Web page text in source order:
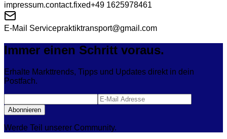
impressum.contact.fixed+49 1625978461
E-Mail Servicepraktiktransport@gmail.com
Immer einen Schritt voraus.
Erhalte Markttrends, Tipps und Updates direkt in dein
Postfach.
Abonnieren
Werde Teil unserer Community.